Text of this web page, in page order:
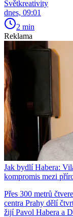
Světkreativity
dnes, 09:01
2 min
Reklama
Jak bydlí Habera:
kompromis mezi
Přes 300 metrů
centra Prahy dělí
žijí Pavol Habera a